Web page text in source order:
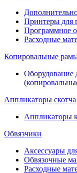
Принтеры для
Программное
Расходные
Копировальные
Оборудование
Аппликаторы скотча
Аппликаторы
Обвязчики
Аксессуары
Обвязочные
Расходные